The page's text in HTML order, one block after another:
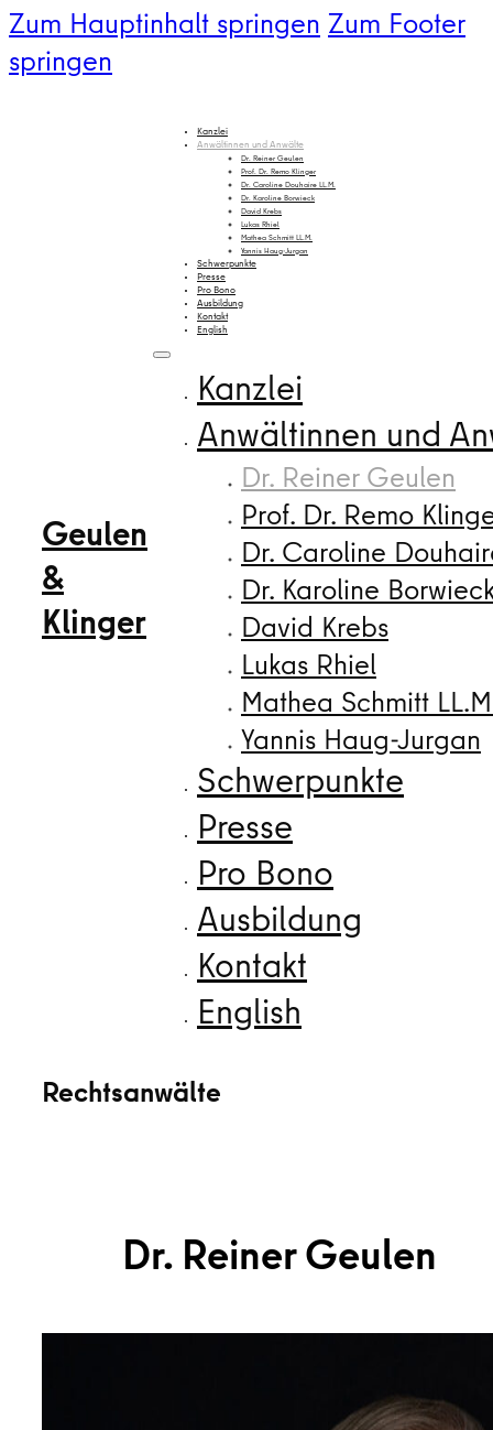
Zum Hauptinhalt springen Zum Footer
springen
Geulen
&
Klinger
Kanzlei
Anwältinnen und Anwälte
Dr. Reiner Geulen
Prof. Dr. Remo Klinger
Dr. Caroline Douhaire LL.M.
Dr. Karoline Borwieck
David Krebs
Lukas Rhiel
Mathea Schmitt LL.M.
Yannis Haug-Jurgan
Schwerpunkte
Presse
Pro Bono
Ausbildung
Kontakt
English
Kanzlei
Anwältinnen und
Dr. Reiner Geulen
Prof. Dr. Remo
Dr. Caroline
Dr. Karoline
David Krebs
Lukas Rhiel
Mathea Schmitt
Yannis Haug-Jurgan
Schwerpunkte
Presse
Pro Bono
Ausbildung
Kontakt
English
Rechtsanwälte
Dr. Reiner Geulen